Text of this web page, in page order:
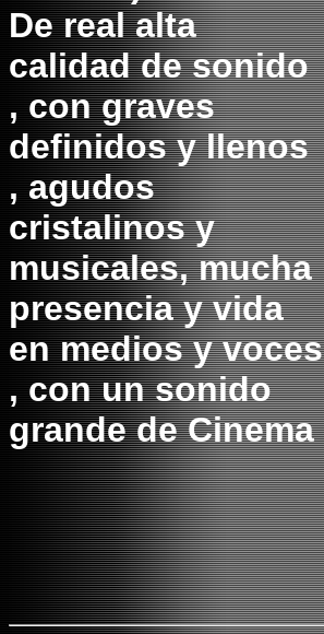
De real alta
calidad de sonido
, con graves
definidos y llenos
, agudos
cristalinos y
musicales, mucha
presencia y vida
en medios y voces
, con un sonido
grande de Cinema